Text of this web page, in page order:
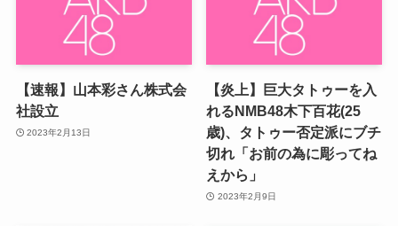
【速報】山本彩さん株式会
社設立
2023年2月13日
【炎上】巨大タトゥーを入
れるNMB48木下百花(25
歳)、タトゥー否定派にブチ
切れ「お前の為に彫ってね
えから」
2023年2月9日